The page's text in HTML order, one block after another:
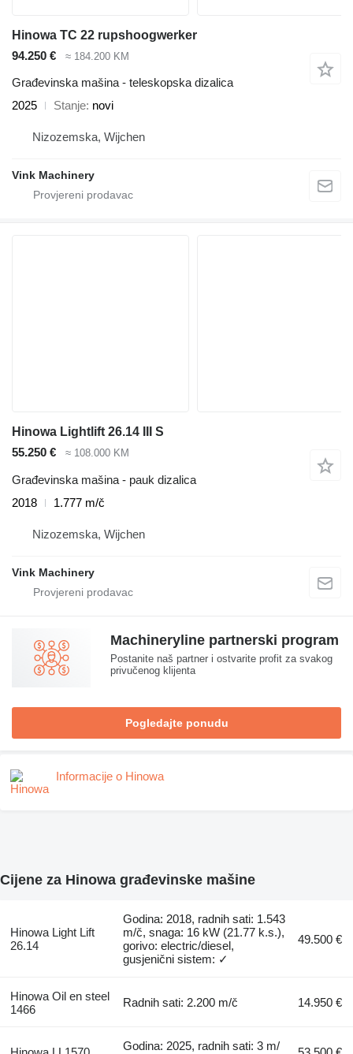
Hinowa TC 22 rupshoogwerker
94.250 €
≈ 184.200 KM
Građevinska mašina - teleskopska dizalica
2025
Stanje novi
Nizozemska, Wijchen
Vink Machinery
Hinowa Lightlift 26.14 III S
55.250 €
≈ 108.000 KM
Građevinska mašina - pauk dizalica
2018
1.777 m/č
Nizozemska, Wijchen
Vink Machinery
Machineryline partnerski program
Postanite naš partner i ostvarite profit za svakog
privučenog klijenta
Pogledajte ponudu
Informacije o Hinowa
Cijene za Hinowa građevinske mašine
Hinowa Light Lift
26.14
Godina: 2018, radnih sati: 1.543
m/č, snaga: 16 kW (21.77 k.s.),
gorivo: electric/diesel,
gusjenični sistem: ✓
49.500 €
Hinowa Oil en steel
1466
Radnih sati: 2.200 m/č 14.950 €
Godina: 2025, radnih sati: 3 m/